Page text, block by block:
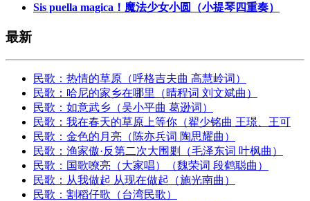
Sis puella magica！魔法少女小圆（小提琴四重奏）
最新
民歌：热情的草原（呼格吉夫曲 高慧岭词）
民歌：哈尼的家乡在哪里（晴程词 刘文斌曲）
民歌：如意武乡（吴小平曲 葛逊词）
民歌：我在春天的草原上等你（翟少铭曲 王璟、王可
民歌：金色的月亮（陈亦兵词 陶思耀曲）
民歌：渔家傲·反第二次大围剿（毛泽东词 叶枫曲）
民歌：国歌嘹亮（大家唱）（魏荣词 段鹤聪曲）
民歌：从我做起 从现在做起（施光南曲）
民歌：割稻仔歌（台湾民歌）